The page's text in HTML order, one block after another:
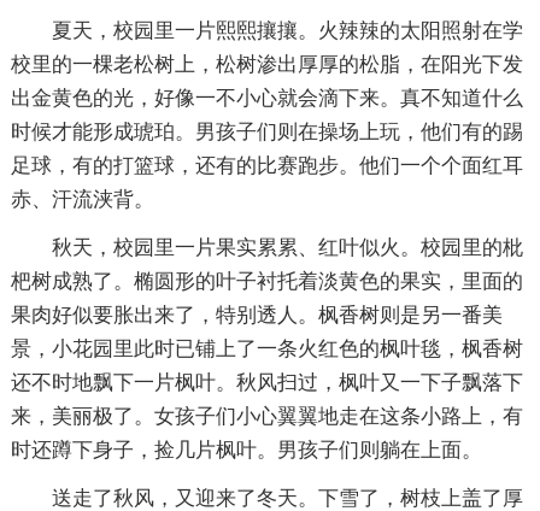
夏天，校园里一片熙熙攘攘。火辣辣的太阳照射在学
校里的一棵老松树上，松树渗出厚厚的松脂，在阳光下发
出金黄色的光，好像一不小心就会滴下来。真不知道什么
时候才能形成琥珀。男孩子们则在操场上玩，他们有的踢
足球，有的打篮球，还有的比赛跑步。他们一个个面红耳
赤、汗流浃背。
秋天，校园里一片果实累累、红叶似火。校园里的枇
杷树成熟了。椭圆形的叶子衬托着淡黄色的果实，里面的
果肉好似要胀出来了，特别透人。枫香树则是另一番美
景，小花园里此时已铺上了一条火红色的枫叶毯，枫香树
还不时地飘下一片枫叶。秋风扫过，枫叶又一下子飘落下
来，美丽极了。女孩子们小心翼翼地走在这条小路上，有
时还蹲下身子，捡几片枫叶。男孩子们则躺在上面。
送走了秋风，又迎来了冬天。下雪了，树枝上盖了厚